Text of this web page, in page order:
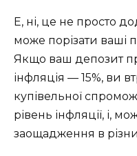
Е, ні, це не просто
може порізати ваші
Якщо ваш депозит
інфляція — 15%, ви
купівельної
рівень інфляції, і,
заощадження в